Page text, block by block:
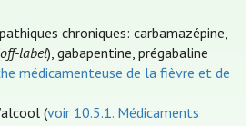
chroniques: carbamazépine,
off-label), gabapentine, prégabaline
médicamenteuse de la fièvre et de
(voir 10.5.1. Médicaments